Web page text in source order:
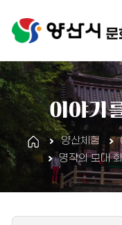
문
이야기
양산체험
명작의 모대